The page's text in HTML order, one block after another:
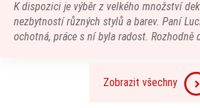
K dispozici je výběr z velkého množství
nezbytností různých stylů a barev. Paní
ochotná, práce s ní byla radost. Rozhodně
Zobrazit všechny